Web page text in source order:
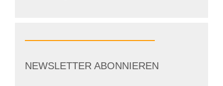
NEWSLETTER ABONNIEREN